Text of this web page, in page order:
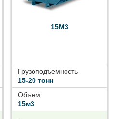
15М3
Грузоподъемность
15-20 тонн
Объем
15м3